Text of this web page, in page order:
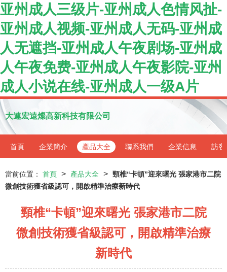
亚州成人三级片-亚州成人色情风扯-
亚州成人视频-亚州成人无码-亚州成
人无遮挡-亚州成人午夜剧场-亚州成
人午夜免费-亚州成人午夜影院-亚州
成人小说在线-亚州成人一级A片
大連宏遠燦高新科技有限公司
首頁 企業簡介 產品大全 聯系我們 企業信息 訪客
當前位置： 首頁 > 產品大全 > 頸椎“卡頓”迎來曙光 張家港市二院
微創技術獲省級認可，開啟精準治療新時代
頸椎“卡頓”迎來曙光 張家港市二院
微創技術獲省級認可，開啟精準治療
新時代